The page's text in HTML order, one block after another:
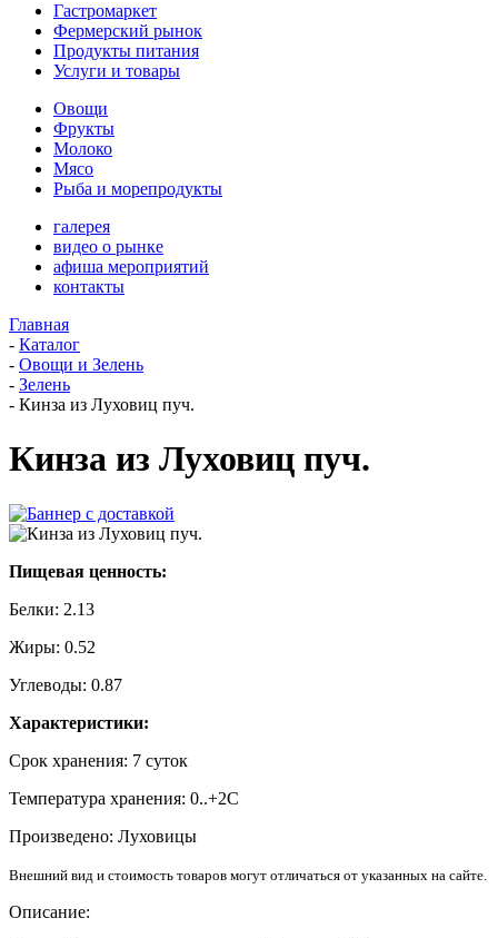
Гастромаркет
Фермерский рынок
Продукты питания
Услуги и товары
Овощи
Фрукты
Молоко
Мясо
Рыба и морепродукты
галерея
видео о рынке
афиша мероприятий
контакты
Главная
- Каталог
- Овощи и Зелень
- Зелень
- Кинза из Луховиц пуч.
Кинза из Луховиц пуч.
Пищевая ценность:
Белки: 2.13
Жиры: 0.52
Углеводы: 0.87
Характеристики:
Срок хранения: 7 суток
Температура хранения: 0..+2С
Произведено: Луховицы
Внешний вид и стоимость товаров могут отличаться от указанных на сайте.
Описание: